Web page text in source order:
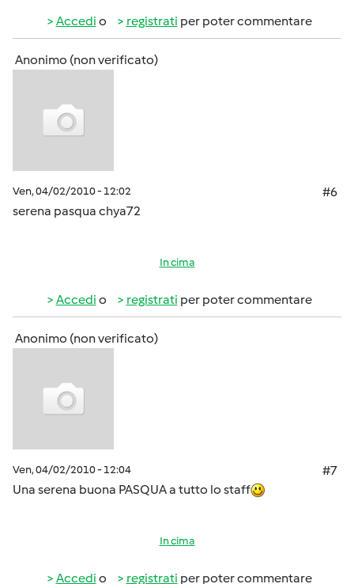
Accedi o registrati per poter commentare
Anonimo (non verificato)
Ven, 04/02/2010 - 12:02
#6
serena pasqua chya72
In cima
Accedi o registrati per poter commentare
Anonimo (non verificato)
Ven, 04/02/2010 - 12:04
#7
Una serena buona PASQUA a tutto lo staff
In cima
Accedi o registrati per poter commentare